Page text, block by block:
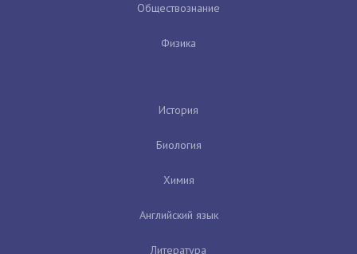
Обществознание
Физика
История
Биология
Химия
Английский язык
Литература